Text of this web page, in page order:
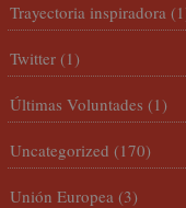
Trayectoria inspiradora
Twitter (1)
Últimas Voluntades (1)
Uncategorized (170)
Unión Europea (3)